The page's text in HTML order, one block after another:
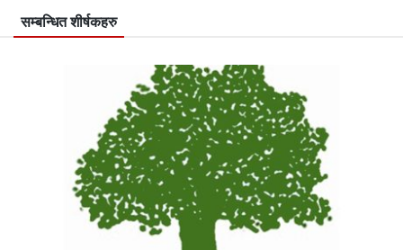
सम्बन्धित शीर्षकहरु